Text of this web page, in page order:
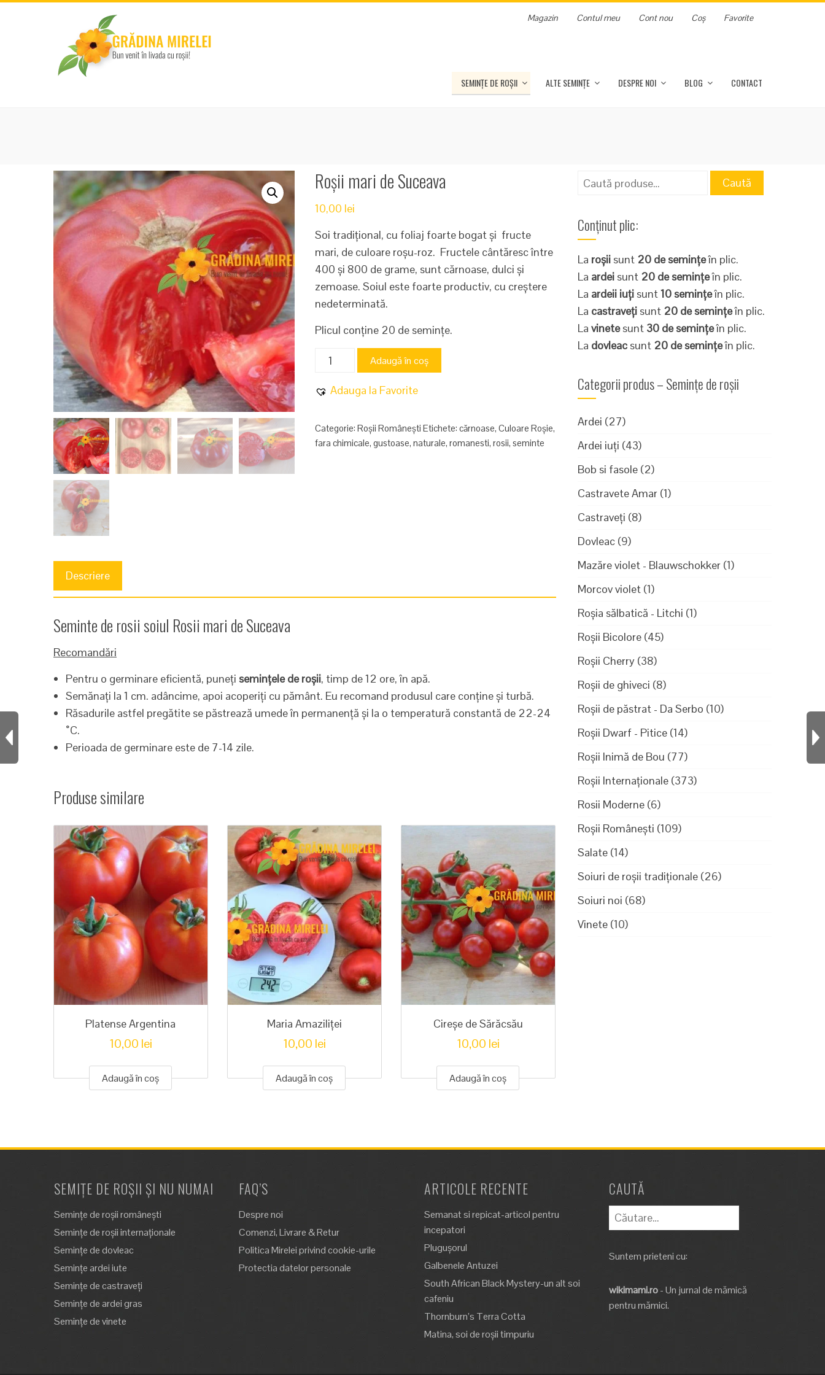
Favorite
Coș
Cont nou
Contul meu
Magazin
SEMINȚE DE ROȘII ALTE SEMINȚE DESPRE NOI BLOG CONTACT
Roșii mari de Suceava
10,00 lei
Soi tradițional, cu foliaj foarte bogat și fructe
mari, de culoare roșu-roz. Fructele cântăresc între
400 și 800 de grame, sunt cărnoase, dulci și
zemoase. Soiul este foarte productiv, cu creștere
nedeterminată.
Plicul conține 20 de semințe.
Cantitate
mari
Suceava
Adaugă în coș
Adauga la Favorite
Categorie: Roșii Românești Etichete: cărnoase, Culoare Roșie,
fara chimicale, gustoase, naturale, romanesti, rosii, seminte
Descriere
Seminte de rosii soiul Rosii mari de Suceava
Recomandări
Pentru o germinare eficientă, puneți semințele de roșii, timp de 12 ore, în apă.
Semănați la 1 cm. adâncime, apoi acoperiți cu pământ. Eu recomand produsul care conține și turbă.
Răsadurile astfel pregătite se păstrează umede în permanență și la o temperatură constantă de 22-24
˚C.
Perioada de germinare este de 7-14 zile.
Produse similare
Platense Argentina
10,00 lei
Adaugă în coș
Maria Amaziliței
10,00 lei
Adaugă în coș
Cireșe de Sărăcsău
10,00 lei
Adaugă în coș
Caută
Caută
Conținut plic:
La roșii sunt 20 de semințeîn plic.
La ardei sunt 20 de semințeîn plic.
La ardeii iuți sunt10 semințeîn plic.
La castraveți sunt 20 de semințeîn plic.
Lavinetesunt 30 de semințeîn plic.
La dovleac sunt 20 de semințeîn plic.
Categorii produs – Semințe de roșii
Ardei (27)
Ardei iuți (43)
Bob si fasole (2)
Castravete Amar (1)
Castraveți (8)
Dovleac (9)
Mazăre violet - Blauwschokker (1)
Morcov violet (1)
Roșia sălbatică - Litchi (1)
Roșii Bicolore (45)
Roșii Cherry (38)
Roșii de ghiveci (8)
Roșii de păstrat - Da Serbo (10)
Roșii Dwarf - Pitice (14)
Roșii Inimă de Bou (77)
Roșii Internaționale (373)
Rosii Moderne (6)
Roșii Românești (109)
Salate (14)
Soiuri de roșii tradiționale (26)
Soiuri noi (68)
Vinete (10)
SEMIȚE DE ROȘII ȘI NU NUMAI
Semințe de roșii românești
Semințe de roșii internaționale
Semințe de dovleac
Semințe ardei iute
Semințe de castraveți
Semințe de ardei gras
Semințe de vinete
FAQ’S
Despre noi
Comenzi, Livrare & Retur
Politica Mirelei privind cookie-urile
Protectia datelor personale
ARTICOLE RECENTE
Semanat si repicat-articol pentru
incepatori
Plugușorul
Galbenele Antuzei
South African Black Mystery-un alt soi
cafeniu
Thornburn’s Terra Cotta
Matina, soi de roșii timpuriu
CAUTĂ
Caută
după:
Suntem prieteni cu:
wikimami.ro- Un jurnal de mămică
pentru mămici.